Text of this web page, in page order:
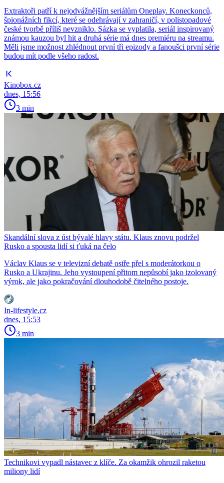
Extraktoři patří k nejodvážnějším seriálům Oneplay. Koneckonců,
špionážních fikcí, které se odehrávají v zahraničí, v polistopadové
české tvorbě příliš nevzniklo. Sázka se vyplatila, seriál inspirovaný
známou kauzou byl hit a druhá série má dnes premiéru na streamu.
Měli jsme možnost zhlédnout první tři epizody a fanoušci první série
budou mít podle všeho radost.
Kinobox.cz
dnes, 15:56
3 min
Skandální slova z úst bývalé hlavy státu. Klaus znovu podržel
Rusko a spousta lidí si ťuká na čelo
Václav Klaus se v televizní debatě ostře přel s moderátorkou o
Rusko a Ukrajinu. Jeho vystoupení přitom nepůsobí jako izolovaný
výrok, ale jako pokračování dlouhodobě čitelného postoje.
In-lifestyle.cz
dnes, 15:53
3 min
Technikovi vypadl nástavec z klíče. Za okamžik ohrozil raketou
miliony lidí